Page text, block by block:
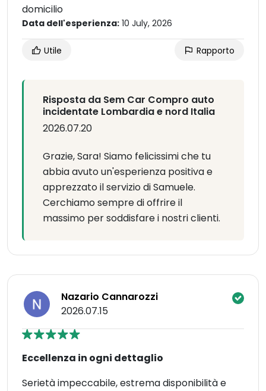
domicilio
Data dell'esperienza: 10 July, 2026
Utile Rapporto
Risposta da Sem Car Compro auto
incidentate Lombardia e nord Italia
2026.07.20
Grazie, Sara! Siamo felicissimi che tu
abbia avuto un'esperienza positiva e
apprezzato il servizio di Samuele.
Cerchiamo sempre di offrire il
massimo per soddisfare i nostri clienti.
Nazario Cannarozzi
2026.07.15
Eccellenza in ogni dettaglio
Serietà impeccabile, estrema disponibilità e